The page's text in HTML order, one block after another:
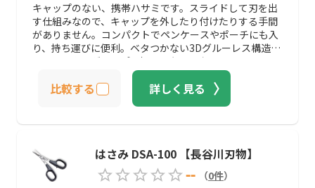
キャップのない、携帯ハサミです。スライドして刃を出
す仕組みなので、キャップを外したり付けたりする手間
がありません。コンパクトでペンケースやポーチにも入
り、持ち運びに便利。ベタつかない3Dグルーレス構造刃
で、マスキングテープを切っても問題なし。
比較する 詳しく見る
はさみ DSA-100 【長谷川刃物】
--
（0件）